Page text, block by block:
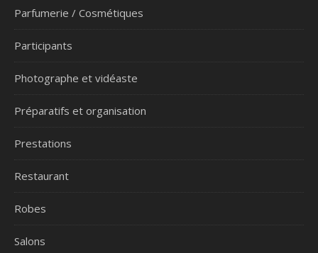
Parfumerie / Cosmétiques
Participants
Photographe et vidéaste
Préparatifs et organisation
Prestations
Restaurant
Robes
Salons